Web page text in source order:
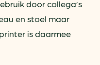
door collega’s
en stoel maar
is daarmee